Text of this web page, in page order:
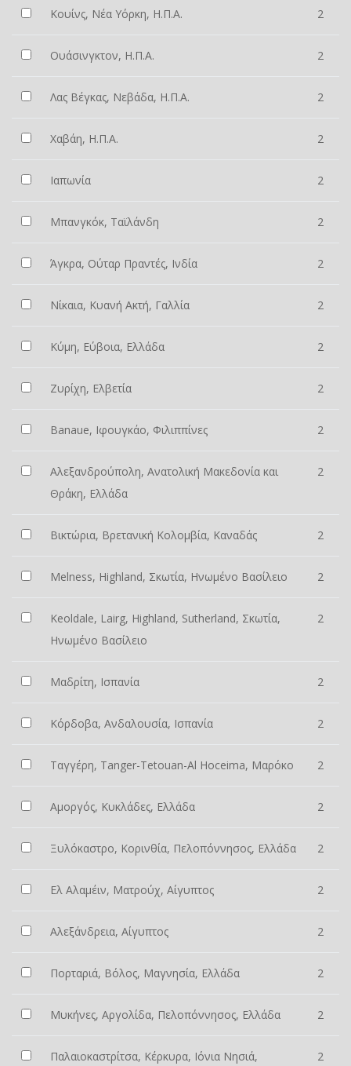
Κουίνς, Νέα Υόρκη, Η.Π.Α. 2
Ουάσινγκτον, Η.Π.Α. 2
Λας Βέγκας, Νεβάδα, Η.Π.Α. 2
Χαβάη, Η.Π.Α. 2
Ιαπωνία 2
Μπανγκόκ, Ταϊλάνδη 2
Άγκρα, Ούταρ Πραντές, Ινδία 2
Νίκαια, Κυανή Ακτή, Γαλλία 2
Κύμη, Εύβοια, Ελλάδα 2
Ζυρίχη, Ελβετία 2
Banaue, Ιφουγκάο, Φιλιππίνες 2
Αλεξανδρούπολη, Ανατολική Μακεδονία και
Θράκη, Ελλάδα
2
Βικτώρια, Βρετανική Κολομβία, Καναδάς 2
Melness, Highland, Σκωτία, Ηνωμένο Βασίλειο 2
Keoldale, Lairg, Highland, Sutherland, Σκωτία,
Ηνωμένο Βασίλειο
2
Μαδρίτη, Ισπανία 2
Κόρδοβα, Ανδαλουσία, Ισπανία 2
Ταγγέρη, Tanger-Tetouan-Al Hoceima, Μαρόκο 2
Αμοργός, Κυκλάδες, Ελλάδα 2
Ξυλόκαστρο, Κορινθία, Πελοπόννησος, Ελλάδα 2
Ελ Αλαμέιν, Ματρούχ, Αίγυπτος 2
Αλεξάνδρεια, Αίγυπτος 2
Πορταριά, Βόλος, Μαγνησία, Ελλάδα 2
Μυκήνες, Αργολίδα, Πελοπόννησος, Ελλάδα 2
Παλαιοκαστρίτσα, Κέρκυρα, Ιόνια Νησιά, 2